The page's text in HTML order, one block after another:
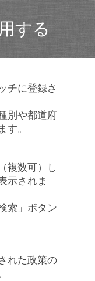
する
チに登録さ
別や都道府
す。
複数可）し
示されま
索」ボタン
れた政策の